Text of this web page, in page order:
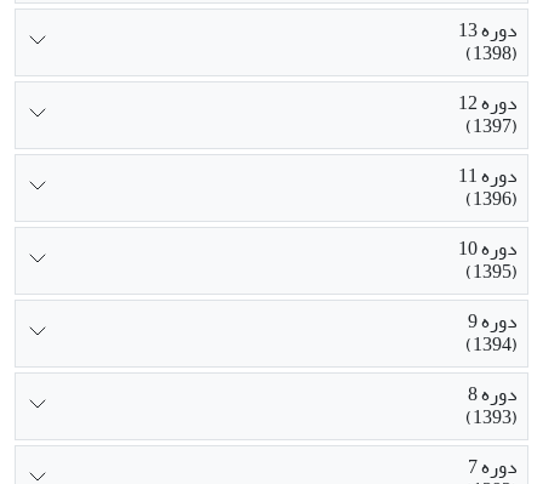
دوره 13
(1398)
دوره 12
(1397)
دوره 11
(1396)
دوره 10
(1395)
دوره 9
(1394)
دوره 8
(1393)
دوره 7